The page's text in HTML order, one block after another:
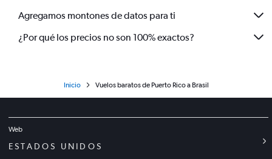
Agregamos montones de datos para ti
¿Por qué los precios no son 100% exactos?
Inicio Vuelos baratos de Puerto Rico a Brasil
Web
ESTADOS UNIDOS